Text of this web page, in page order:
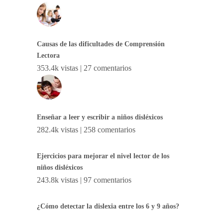
Causas de las dificultades de Comprensión
Lectora
353.4k vistas | 27 comentarios
Enseñar a leer y escribir a niños disléxicos
282.4k vistas | 258 comentarios
Ejercicios para mejorar el nivel lector de los
niños disléxicos
243.8k vistas | 97 comentarios
¿Cómo detectar la dislexia entre los 6 y 9 años?